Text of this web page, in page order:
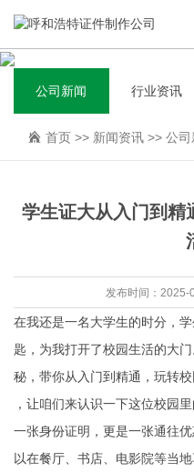
公司新闻 行业资讯
首页 >> 新闻资讯 >> 公司
学生证大从入门到精
发布时间：
在我还是一名大学生的时分，
匙，为我打开了校园生活的大
秘，带你从入门到精通，玩转校
，让咱们来认识一下这位校园
一张身份证明，更是一张通往
以在餐厅、书店、电影院等当地